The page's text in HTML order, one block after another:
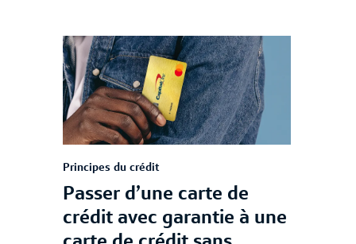
Principes du crédit
Passer d’une carte de
crédit avec garantie à une